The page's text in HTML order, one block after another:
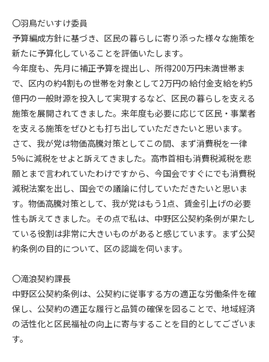
〇羽鳥だいすけ委員
予算編成方針に基づき、区民の暮らしに寄り添った様々な施策を
新たに予算化していることを評価いたします。
今年度も、先月に補正予算を提出し、所得200万円未満世帯ま
で、区内の約4割もの世帯を対象として2万円の給付金支給を約5
億円の一般財源を投入して実現するなど、区民の暮らしを支える
施策を展開されてきました。来年度も必要に応じて区民・事業者
を支える施策をぜひとも打ち出していただきたいと思います。
さて、我が党は物価高騰対策としてこの間、まず消費税を一律
5%に減税をせよと訴えてきました。高市首相も消費税減税を悲
願とまで言われていたわけですから、今国会ですぐにでも消費税
減税法案を出し、国会での議論に付していただきたいと思いま
す。物価高騰対策として、我が党はもう1点、賃金引上げの必要
性も訴えてきました。その点で私は、中野区公契約条例が果たし
ている役割は非常に大きいものがあると感じています。まず公契
約条例の目的について、区の認識を伺います。
〇滝浪契約課長
中野区公契約条例は、公契約に従事する方の適正な労働条件を確
保し、公契約の適正な履行と品質の確保を図ることで、地域経済
の活性化と区民福祉の向上に寄与することを目的としてございま
す。